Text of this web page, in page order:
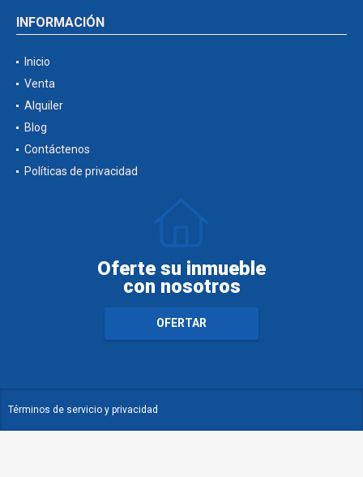
INFORMACIÓN
Inicio
Venta
Alquiler
Blog
Contáctenos
Políticas de privacidad
Oferte su inmueble
con nosotros
OFERTAR
Términos de servicio y privacidad